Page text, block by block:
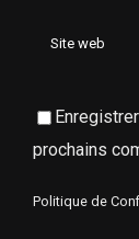
prochains
Politique de